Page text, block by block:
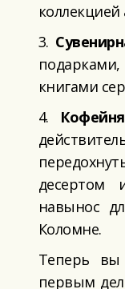
коллекцией
3.
книгами
4.
десертом
навынос
Коломне.
Теперь вы
первым